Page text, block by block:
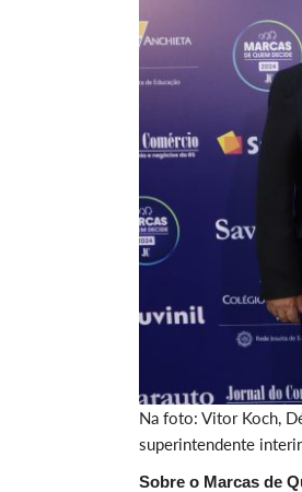
Na foto: Vitor Koch,
superintendente
Sobre o Marcas de